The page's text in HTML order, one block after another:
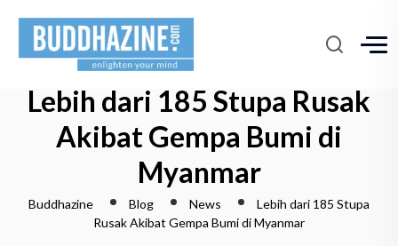
Lebih dari 185 Stupa Rusak
Akibat Gempa Bumi di
Myanmar
Buddhazine Blog News
Lebih dari 185 Stupa
Rusak Akibat Gempa Bumi di Myanmar